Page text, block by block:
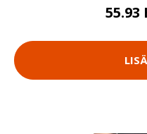
55.93